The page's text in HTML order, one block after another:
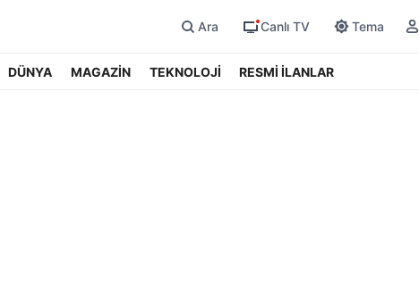
Ara Canlı TV Tema
DÜNYA MAGAZİN TEKNOLOJİ RESMİ İLANLAR